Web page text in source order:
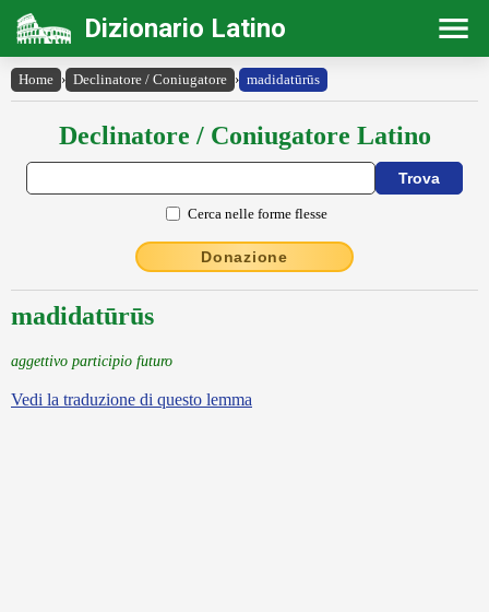
Dizionario Latino
Home › Declinatore / Coniugatore › madidatūrūs
Declinatore / Coniugatore Latino
Cerca nelle forme flesse
Donazione
madidatūrūs
aggettivo participio futuro
Vedi la traduzione di questo lemma